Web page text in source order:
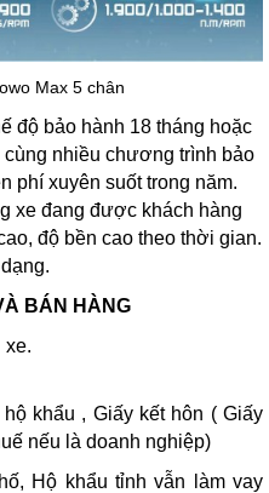
Max 5 chân
độ bảo hành 18 tháng hoặc
cùng nhiều chương trình bảo
phí xuyên suốt trong năm.
xe đang được khách hàng
độ bền cao theo thời gian.
BÁN HÀNG
khẩu , Giấy kết hôn ( Giấy
nếu là doanh nghiệp)
Hộ khẩu tỉnh vẫn làm vay